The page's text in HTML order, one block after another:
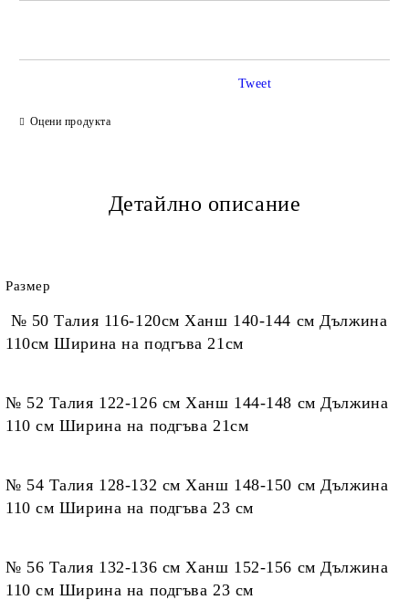
Оцени продукта
Tweet
Детайлно описание
Размер
№ 50 Талия 116-120см Ханш 140-144 см Дължина
110см Ширина на подгъва 21см
№ 52 Талия 122-126 см Ханш 144-148 см Дължина
110 см Ширина на подгъва 21см
№ 54 Талия 128-132 см Ханш 148-150 см Дължина
110 см Ширина на подгъва 23 см
№ 56 Талия 132-136 см Ханш 152-156 см Дължина
110 см Ширина на подгъва 23 см